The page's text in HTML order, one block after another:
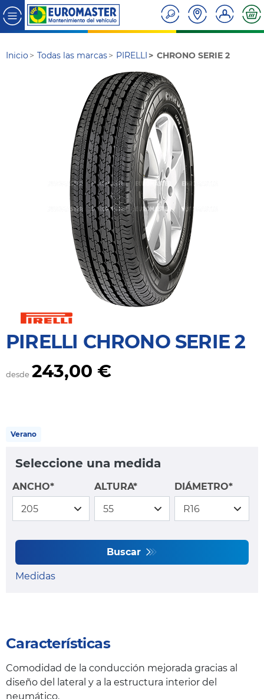
Inicio Todas las marcas PIRELLI CHRONO SERIE 2
PIRELLI CHRONO SERIE 2
desde 243,00 €
Verano
Seleccione una medida
ANCHO* ALTURA* DIÁMETRO*
Buscar
Medidas
Características
Comodidad de la conducción mejorada gracias al
diseño del lateral y a la estructura interior del
neumático.